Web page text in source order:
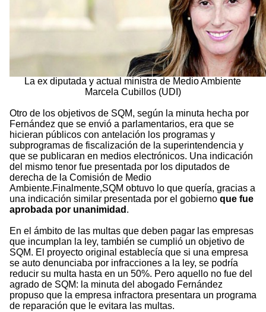
La ex diputada y actual ministra de Medio Ambiente
Marcela Cubillos (UDI)
Otro de los objetivos de SQM, según la minuta hecha por
Fernández que se envió a parlamentarios, era que se
hicieran públicos con antelación los programas y
subprogramas de fiscalización de la superintendencia y
que se publicaran en medios electrónicos. Una indicación
del mismo tenor fue presentada por los diputados de
derecha de la Comisión de Medio
Ambiente.Finalmente,SQM obtuvo lo que quería, gracias a
una indicación similar presentada por el gobierno que fue
aprobada por unanimidad .
En el ámbito de las multas que deben pagar las empresas
que incumplan la ley, también se cumplió un objetivo de
SQM. El proyecto original establecía que si una empresa
se auto denunciaba por infracciones a la ley, se podría
reducir su multa hasta en un 50%. Pero aquello no fue del
agrado de SQM: la minuta del abogado Fernández
propuso que la empresa infractora presentara un programa
de reparación que le evitara las multas.